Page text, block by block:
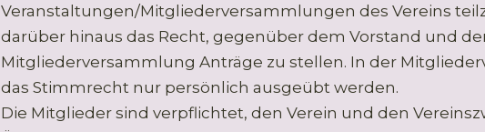
Veranstaltungen/Mitgliederversammlungen des Vereins
darüber hinaus das Recht, gegenüber dem Vorstand und
Mitgliederversammlung Anträge zu stellen. In der
das Stimmrecht nur persönlich ausgeübt werden.
Die Mitglieder sind verpflichtet, den Verein und den